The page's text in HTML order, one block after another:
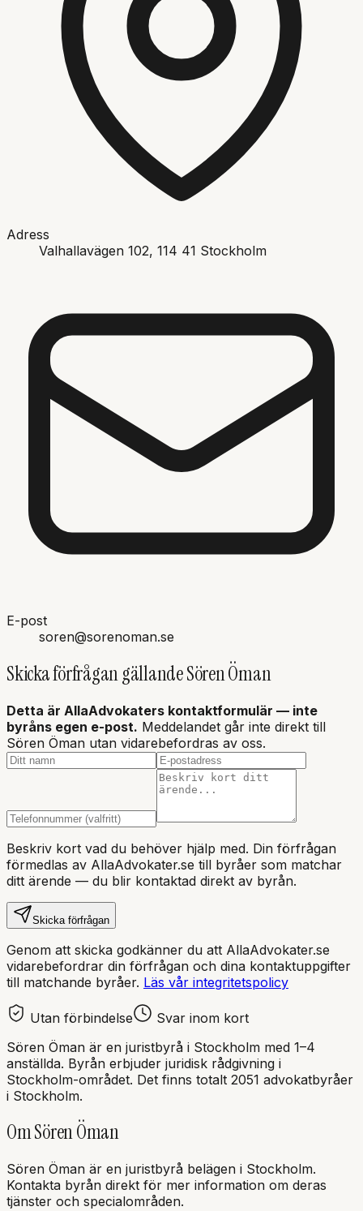
Adress
Valhallavägen 102, 114 41 Stockholm
E-post
soren@sorenoman.se
Skicka förfrågan gällandeSören Öman
Detta är AllaAdvokaters kontaktformulär — inte
byråns egen e-post. Meddelandet går inte direkt till
Sören Öman utan vidarebefordras av oss.
Beskriv kort vad du behöver hjälp med. Din förfrågan
förmedlas av AllaAdvokater.se till byråer som matchar
ditt ärende — du blir kontaktad direkt av byrån.
Skicka förfrågan
Genom att skicka godkänner du att AllaAdvokater.se
vidarebefordrar din förfrågan och dina kontaktuppgifter
till matchande byråer. Läs vår integritetspolicy
Utan förbindelse
Svar inom kort
Sören Öman är en juristbyrå i Stockholm med 1–4
anställda. Byrån erbjuder juridisk rådgivning i
Stockholm-området. Det finns totalt 2051 advokatbyråer
i Stockholm.
OmSören Öman
Sören Öman är en juristbyrå belägen i Stockholm.
Kontakta byrån direkt för mer information om deras
tjänster och specialområden.